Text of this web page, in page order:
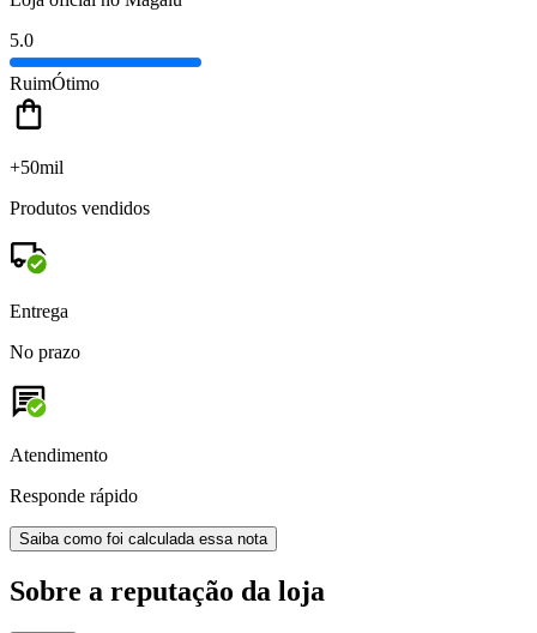
5.0
RuimÓtimo
+50mil
Produtos vendidos
Entrega
No prazo
Atendimento
Responde rápido
Saiba como foi calculada essa nota
Sobre a reputação da loja